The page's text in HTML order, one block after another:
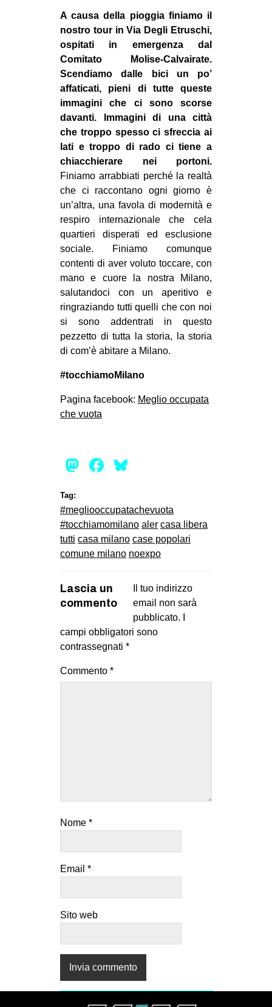
A causa della pioggia finiamo il
nostro tour in Via Degli Etruschi,
ospitati in emergenza dal
Comitato Molise-Calvairate.
Scendiamo dalle bici un po’
affaticati, pieni di tutte queste
immagini che ci sono scorse
davanti. Immagini di una città
che troppo spesso ci sfreccia ai
lati e troppo di rado ci tiene a
chiacchierare nei portoni.
Finiamo arrabbiati perché la realtà
che ci raccontano ogni giorno è
un’altra, una favola di modernità e
respiro internazionale che cela
quartieri disperati ed esclusione
sociale. Finiamo comunque
contenti di aver voluto toccare, con
mano e cuore la nostra Milano,
salutandoci con un aperitivo e
ringraziando tutti quelli che con noi
si sono addentrati in questo
pezzetto di tutta la storia, la storia
di com’è abitare a Milano.
#tocchiamoMilano
Pagina facebook: Meglio occupata
che vuota
Mastodon
Facebook
Tag:
#megliooccupatachevuota
#‎tocchiamomilano aler casa libera
tutti casa milano case popolari
comune milano noexpo
Lascia un
commento
Il tuo indirizzo
email non sarà
pubblicato.
campi obbligatori sono
contrassegnati *
Commento *
Nome *
Email *
Sito web